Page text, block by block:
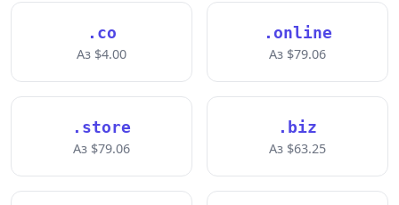
.co
Аз $4.00
.online
Аз $79.06
.store
Аз $79.06
.biz
Аз $63.25